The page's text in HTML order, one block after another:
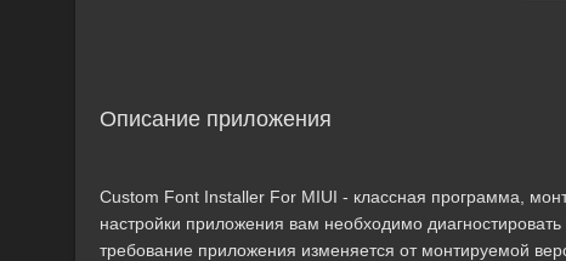
Описание приложения
Custom Font Installer For MIUI - классная программа,
настройки приложения вам необходимо
требование приложения изменяется от монтируемой